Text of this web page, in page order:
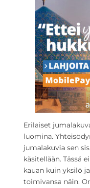
Erilaiset
luomina.
jumalakuvia sen
käsitellään. Tässä
kauan kuin yksilö
toimivansa näin.